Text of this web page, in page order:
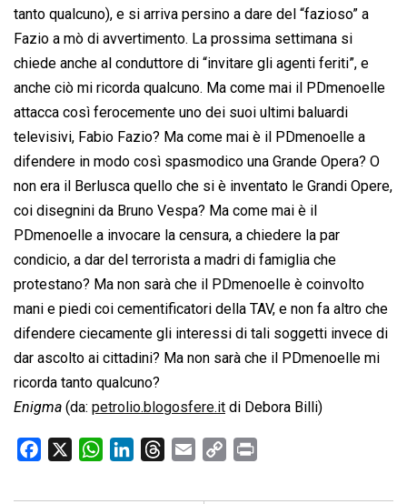
tanto qualcuno), e si arriva persino a dare del “fazioso” a
Fazio a mò di avvertimento. La prossima settimana si
chiede anche al conduttore di “invitare gli agenti feriti”, e
anche ciò mi ricorda qualcuno. Ma come mai il PDmenoelle
attacca così ferocemente uno dei suoi ultimi baluardi
televisivi, Fabio Fazio? Ma come mai è il PDmenoelle a
difendere in modo così spasmodico una Grande Opera? O
non era il Berlusca quello che si è inventato le Grandi Opere,
coi disegnini da Bruno Vespa? Ma come mai è il
PDmenoelle a invocare la censura, a chiedere la par
condicio, a dar del terrorista a madri di famiglia che
protestano? Ma non sarà che il PDmenoelle è coinvolto
mani e piedi coi cementificatori della TAV, e non fa altro che
difendere ciecamente gli interessi di tali soggetti invece di
dar ascolto ai cittadini? Ma non sarà che il PDmenoelle mi
ricorda tanto qualcuno?
Enigma (da: petrolio.blogosfere.it di Debora Billi)
c
W
a
n
r
a
p
i